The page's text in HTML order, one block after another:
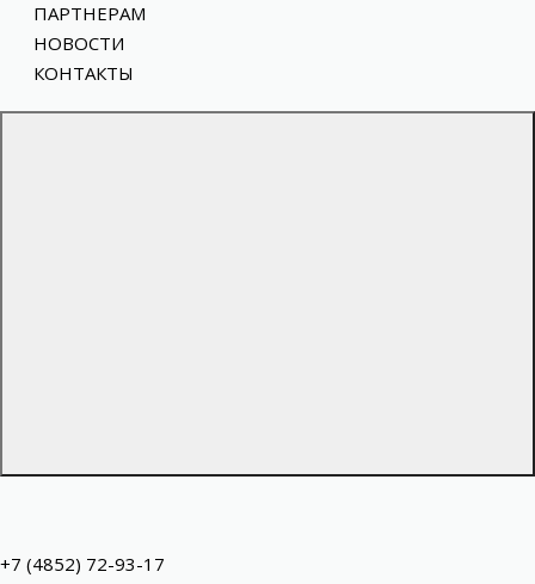
ПАРТНЕРАМ
НОВОСТИ
КОНТАКТЫ
+7 (4852) 72-93-17